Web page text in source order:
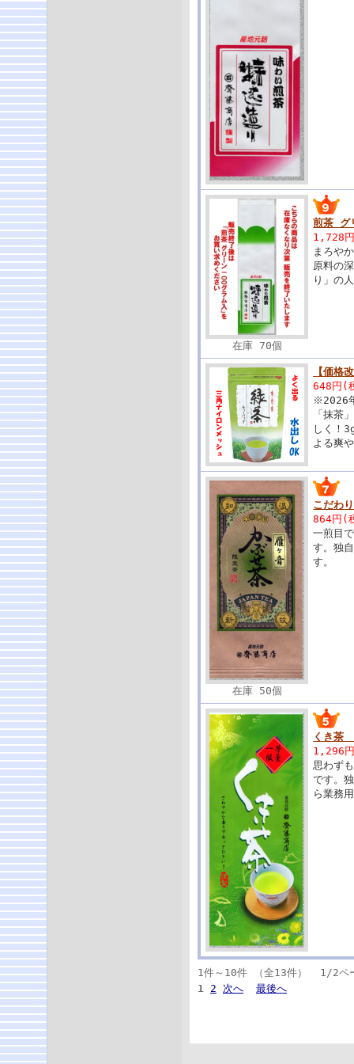
在庫 70個
煎茶 グ
1,728
まろや
原料の
り」の
【価格
648円(
※2026
「抹茶
しく！
よる爽
在庫 50個
こだわ
864円(
一煎目
す。独
す。
くき茶
1,296
思わず
です。
ら業務
1件～10件 （全13件） 1/2ペ
1 2 次へ 最後へ